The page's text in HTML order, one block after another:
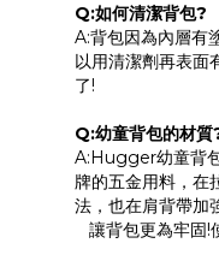
Q:如何清潔背包?
A:背包因為內層有
以用清潔劑再表面
了!
Q:幼童背包的材質
A:Hugger幼童背
牌的五金用料，在
法，也在肩背帶加
讓背包更為牢固!